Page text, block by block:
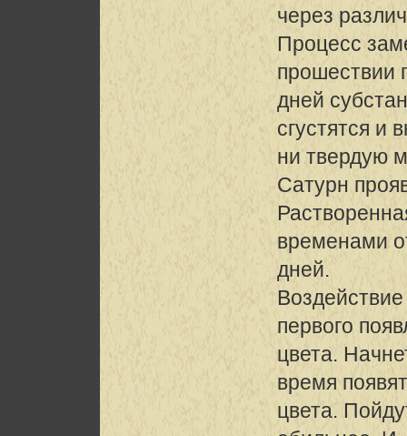
через
Процесс
прошествии
дней
сгустятся и
ни твердую
Сатурн
временами
дней.
первого
цвета.
время
цвета.